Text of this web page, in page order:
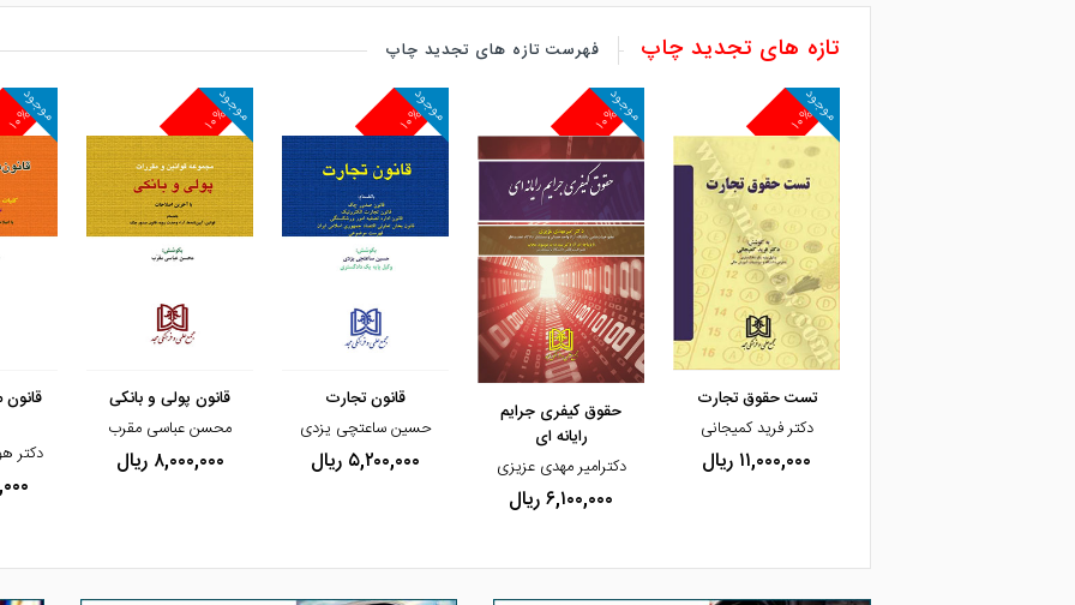
تازه های تجدید چاپ فهرست تازه های تجدید چاپ
۱۰%
موجود
مشاهده و خرید
تست حقوق تجارت
دکتر فرید کمیجانی
۱۱,۰۰۰,۰۰۰ ریال
۱۰%
موجود
حقوق کیفری جرایم
رایانه ای
دکترامیر مهدی عزیزی
۶,۱۰۰,۰۰۰ ریال
۱۰%
موجود
مشاهده و خرید
قانون تجارت
حسین ساعتچی یزدی
۵,۲۰۰,۰۰۰ ریال
۱۰%
موجود
قانون پولی و بانکی
محسن عباسی مقرب
۸,۰۰۰,۰۰۰ ریال
۱۰%
موجود
دکتر